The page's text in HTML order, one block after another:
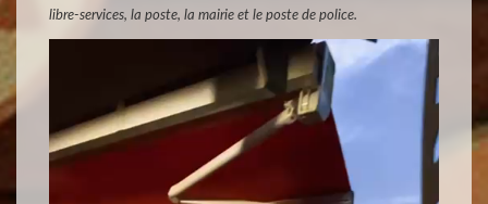
libre-services, la poste, la mairie et le poste de police.